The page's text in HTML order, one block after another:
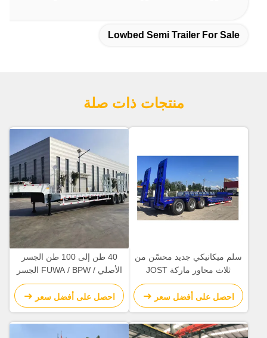
Lowbed Semi Trailer For Sale
منتجات ذات صلة
سلم ميكانيكي جديد محسّن من
ثلاث محاور ماركة JOST
معدات الهبوط السرير المنخفض
نصف مقطورة، جودة جيدة
احصل على أفضل سعر
40 طن إلى 100 طن الجسر
الأصلي / FUWA / BPW الجسر
المنخفضة السرير شبه مقطورة
(مخصصة وفقا لاحتياجات
العملاء)
احصل على أفضل سعر